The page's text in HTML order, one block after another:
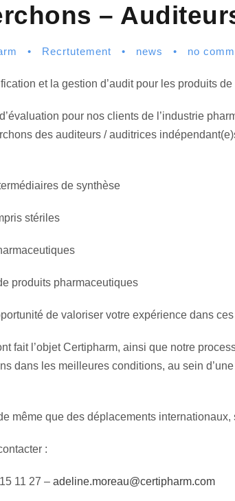
–
• Recrtutement • news • no
et la gestion d’audit pour les produits de
pour nos clients de l’industrie
des auditeurs / auditrices
de synthèse
stériles
produits pharmaceutiques
de valoriser votre expérience dans
fait l’objet Certipharm, ainsi que notre
dans les meilleures conditions, au sein
même que des déplacements internationaux,
:
11 27 – adeline.moreau@certipharm.com